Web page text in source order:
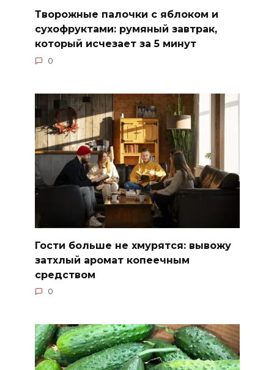
Творожные палочки с яблоком и
сухофруктами: румяный завтрак,
который исчезает за 5 минут
0
Гости больше не хмурятся: вывожу
затхлый аромат копеечным
средством
0